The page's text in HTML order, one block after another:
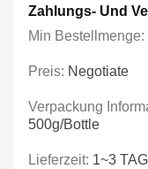
Zahlungs- Und
Min Bestellmenge:
Preis: Negotiate
Verpackung
500g/bottle
Lieferzeit: 1~3